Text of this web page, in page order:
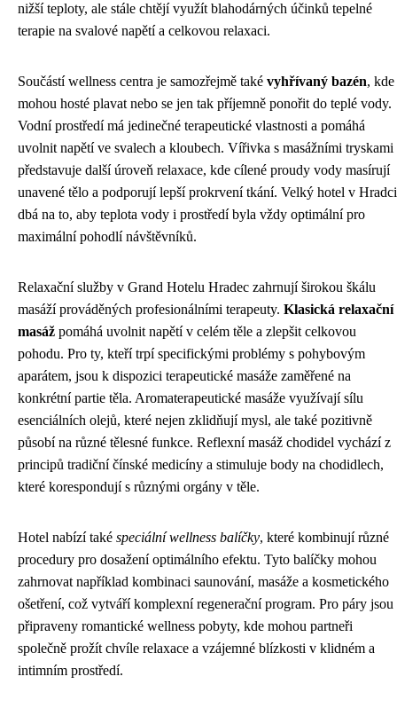
nižší teploty, ale stále chtějí využít blahodárných účinků tepelné
terapie na svalové napětí a celkovou relaxaci.
Součástí wellness centra je samozřejmě také vyhřívaný bazén, kde
mohou hosté plavat nebo se jen tak příjemně ponořit do teplé vody.
Vodní prostředí má jedinečné terapeutické vlastnosti a pomáhá
uvolnit napětí ve svalech a kloubech. Vířivka s masážními tryskami
představuje další úroveň relaxace, kde cílené proudy vody masírují
unavené tělo a podporují lepší prokrvení tkání. Velký hotel v Hradci
dbá na to, aby teplota vody i prostředí byla vždy optimální pro
maximální pohodlí návštěvníků.
Relaxační služby v Grand Hotelu Hradec zahrnují širokou škálu
masáží prováděných profesionálními terapeuty. Klasická relaxační
masáž pomáhá uvolnit napětí v celém těle a zlepšit celkovou
pohodu. Pro ty, kteří trpí specifickými problémy s pohybovým
aparátem, jsou k dispozici terapeutické masáže zaměřené na
konkrétní partie těla. Aromaterapeutické masáže využívají sílu
esenciálních olejů, které nejen zklidňují mysl, ale také pozitivně
působí na různé tělesné funkce. Reflexní masáž chodidel vychází z
principů tradiční čínské medicíny a stimuluje body na chodidlech,
které korespondují s různými orgány v těle.
Hotel nabízí také speciální wellness balíčky, které kombinují různé
procedury pro dosažení optimálního efektu. Tyto balíčky mohou
zahrnovat například kombinaci saunování, masáže a kosmetického
ošetření, což vytváří komplexní regenerační program. Pro páry jsou
připraveny romantické wellness pobyty, kde mohou partneři
společně prožít chvíle relaxace a vzájemné blízkosti v klidném a
intimním prostředí.